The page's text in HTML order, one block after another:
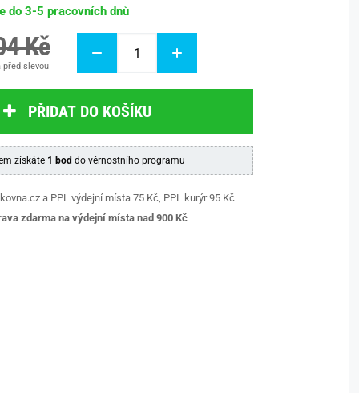
do 3-5 pracovních dnů
Kč
před slevou
PŘIDAT DO KOŠÍKU
získáte 1 bod do věrnostního programu
a PPL výdejní místa 75 Kč, PPL kurýr 95 Kč
zdarma na výdejní místa nad 900 Kč